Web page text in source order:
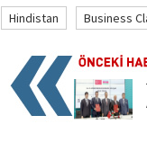
Hindistan
Business